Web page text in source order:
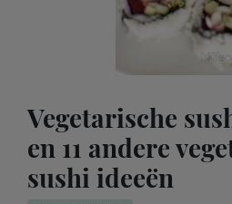
Vegetarische
en 11 andere
sushi ideeën